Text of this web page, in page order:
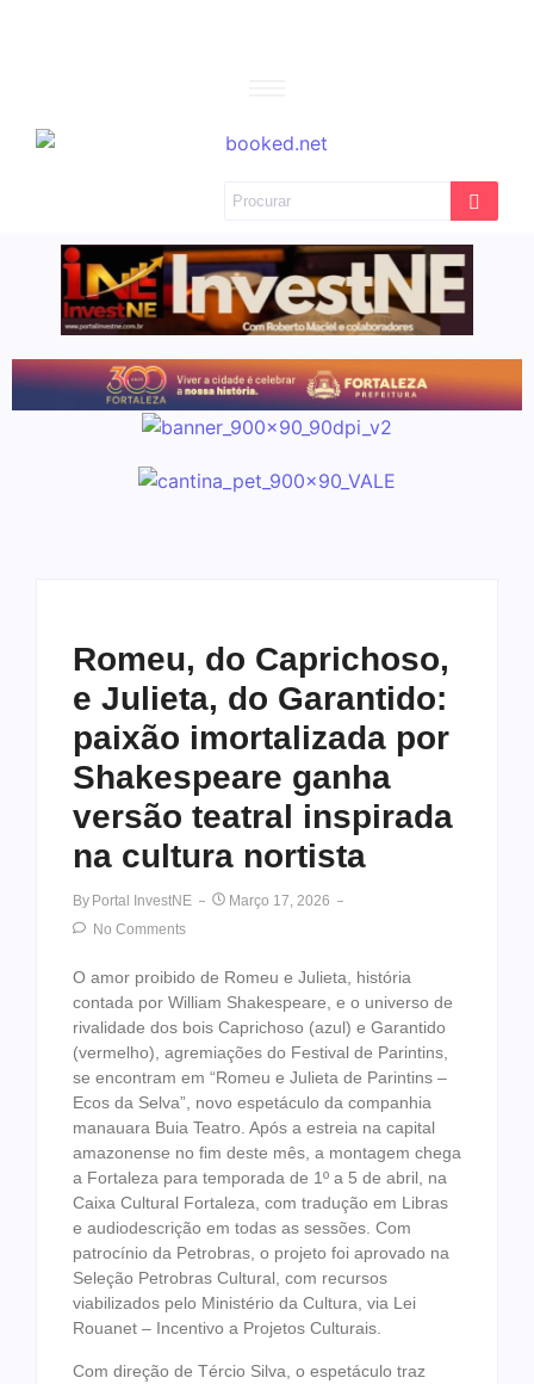
Romeu, do Caprichoso,
e Julieta, do Garantido:
paixão imortalizada por
Shakespeare ganha
versão teatral inspirada
na cultura nortista
By Portal InvestNE
Março 17, 2026
No Comments
O amor proibido de Romeu e Julieta, história
contada por William Shakespeare, e o universo de
rivalidade dos bois Caprichoso (azul) e Garantido
(vermelho), agremiações do Festival de Parintins,
se encontram em “Romeu e Julieta de Parintins –
Ecos da Selva”, novo espetáculo da companhia
manauara Buia Teatro. Após a estreia na capital
amazonense no fim deste mês, a montagem chega
a Fortaleza para temporada de 1º a 5 de abril, na
Caixa Cultural Fortaleza, com tradução em Libras
e audiodescrição em todas as sessões. Com
patrocínio da Petrobras, o projeto foi aprovado na
Seleção Petrobras Cultural, com recursos
viabilizados pelo Ministério da Cultura, via Lei
Rouanet – Incentivo a Projetos Culturais.
Com direção de Tércio Silva, o espetáculo traz